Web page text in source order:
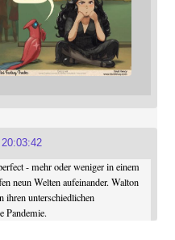
- mehr oder weniger in einem
neun Welten aufeinander. Walton
ihren unterschiedlichen
Pandemie.